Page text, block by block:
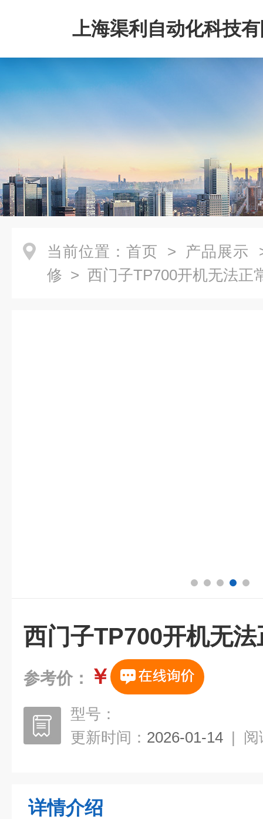
上海渠利自动化科技
当前位置： 首页 > 产品展示
修 > 西门子TP700开机无法正
西门子TP700开机无
参考价： ￥
型号：
更新时间： 2026-01-14 | 阅
详情介绍